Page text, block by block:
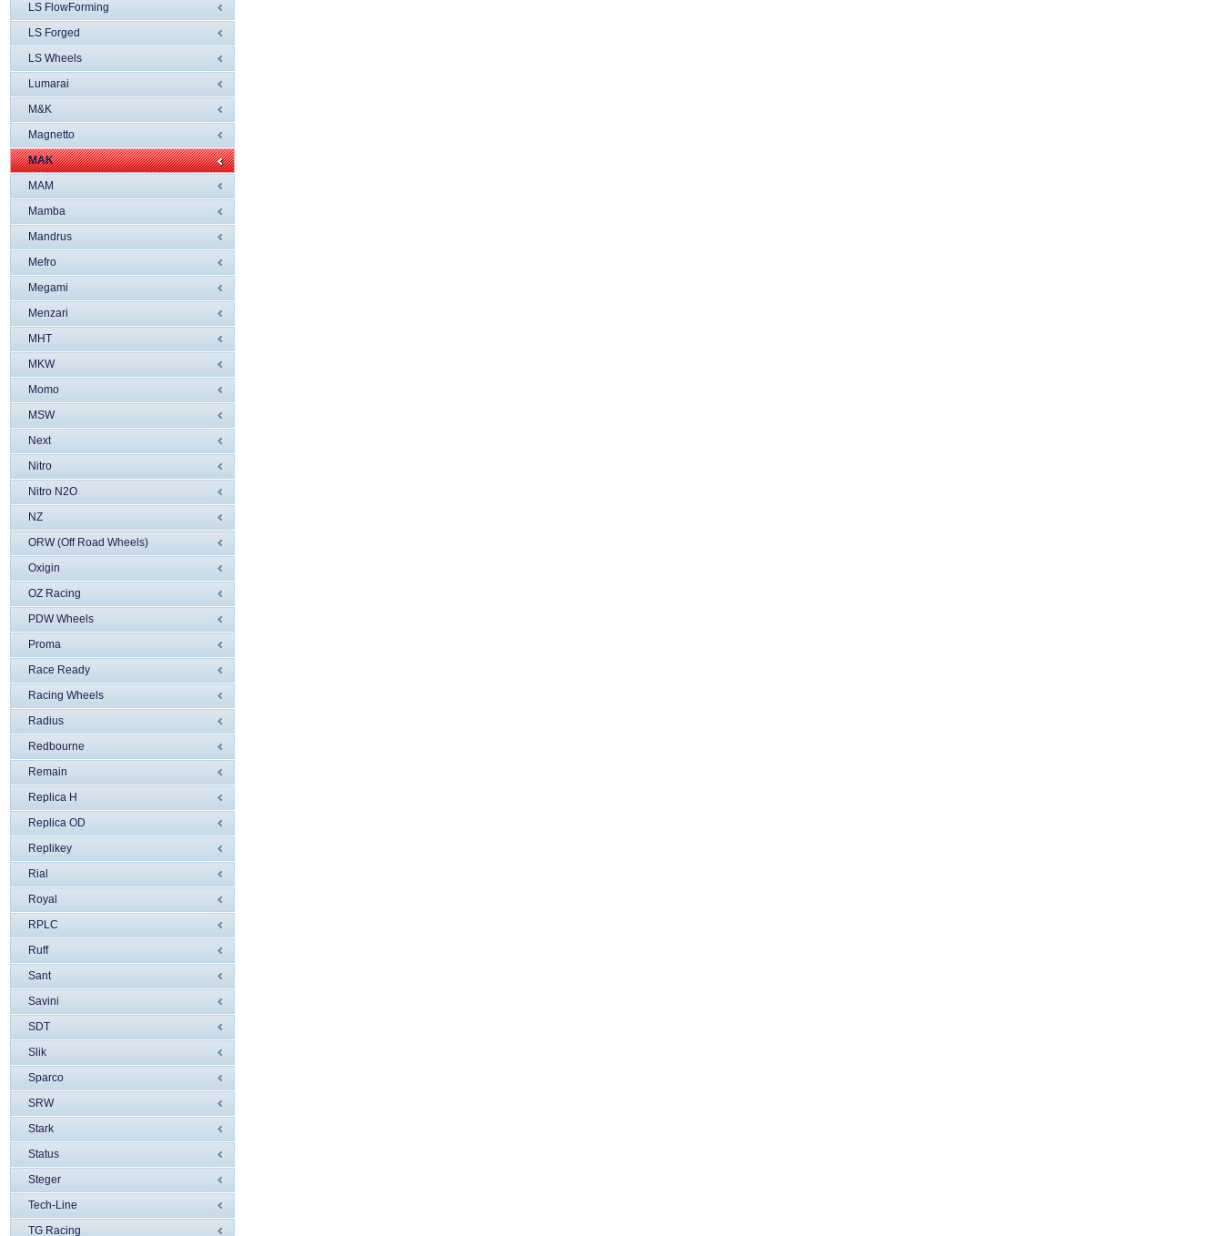
LS FlowForming
LS Forged
LS Wheels
Lumarai
M&K
Magnetto
MAK
MAM
Mamba
Mandrus
Mefro
Megami
Menzari
MHT
MKW
Momo
MSW
Next
Nitro
Nitro N2O
NZ
ORW (Off Road Wheels)
Oxigin
OZ Racing
PDW Wheels
Proma
Race Ready
Racing Wheels
Radius
Redbourne
Remain
Replica H
Replica OD
Replikey
Rial
Royal
RPLC
Ruff
Sant
Savini
SDT
Slik
Sparco
SRW
Stark
Status
Steger
Tech-Line
TG Racing